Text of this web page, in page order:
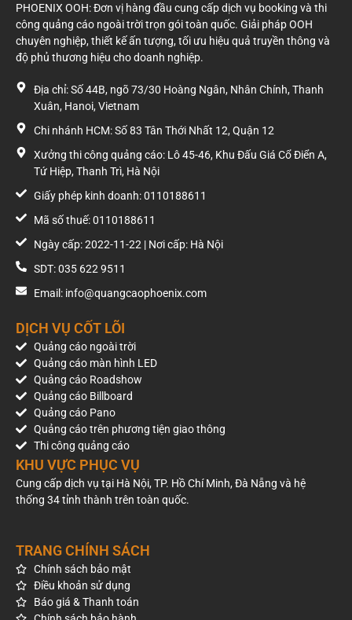
chiếu sáng gồm 20 bộ đèn, đảm bảo hình ảnh quảng
cáo duy trì khả năng hiển thị rõ ràng vào buổi tối.
Liên hệ báo giá
Giá thuê Pano quảng cáo ngoài trời có thể thay đổi theo thời
điểm, thời hạn thuê, tình trạng khai thác thực tế và chính
Để nhận báo giá cập nhật mới nhất, kiểm tra tình trạng vị trí
còn trống hoặc được tư vấn phương án quảng cáo phù hợp
được hỗ trợ.
PHOENIX OOH: Đơn vị hàng đầu cung cấp dịch vụ booking và thi
công quảng cáo ngoài trời trọn gói toàn quốc. Giải pháp OOH
chuyên nghiệp, thiết kế ấn tượng, tối ưu hiệu quả truyền thông và
độ phủ thương hiệu cho doanh nghiệp.
Địa chỉ: Số 44B, ngõ 73/30 Hoàng Ngân, Nhân Chính, Thanh
Xuân, Hanoi, Vietnam
Chi nhánh HCM: Số 83 Tân Thới Nhất 12, Quận 12
Xưởng thi công quảng cáo: Lô 45-46, Khu Đấu Giá Cổ Điển A,
Tứ Hiệp, Thanh Trì, Hà Nội
Giấy phép kinh doanh: 0110188611
Mã số thuế: 0110188611
Ngày cấp: 2022-11-22 | Nơi cấp: Hà Nội
SDT: 035 622 9511
Email: info@quangcaophoenix.com
DỊCH VỤ CỐT LÕI
Quảng cáo ngoài trời
Quảng cáo màn hình LED
Quảng cáo Roadshow
Quảng cáo Billboard
Quảng cáo Pano
Quảng cáo trên phương tiện giao thông
Thi công quảng cáo
KHU VỰC PHỤC VỤ
Cung cấp dịch vụ tại Hà Nội, TP. Hồ Chí Minh, Đà Nẵng và hệ
thống 34 tỉnh thành trên toàn quốc.
TRANG CHÍNH SÁCH
Chính sách bảo mật
Điều khoản sử dụng
Báo giá & Thanh toán